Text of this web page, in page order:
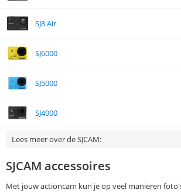
SJ8 Air
SJ6000
SJ5000
SJ4000
Lees meer over de SJCAM:
SJCAM accessoires
Met jouw actioncam kun je op veel manieren